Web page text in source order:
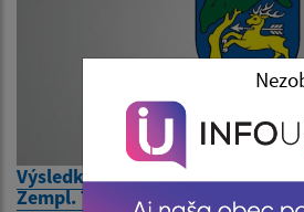
Výsledky volieb do NR SR dňa
Zempl. Teplica